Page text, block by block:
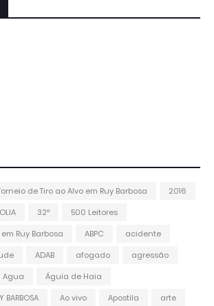
de Tiro ao Alvo em Ruy Barbosa
2016
32ª
500 Leitores
Ruy Barbosa
ABPC
acidente
ADAB afogado
agressão
Agua
Águia de Haia
BARBOSA
Ao vivo Apostila
arte